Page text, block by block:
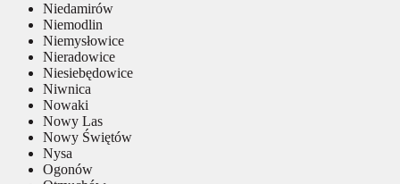
Niedamirów
Niemodlin
Niemysłowice
Nieradowice
Niesiebędowice
Niwnica
Nowaki
Nowy Las
Nowy Świętów
Nysa
Ogonów